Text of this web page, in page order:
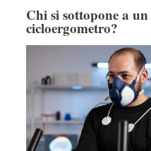
Chi si sottopone a
cicloergometro?